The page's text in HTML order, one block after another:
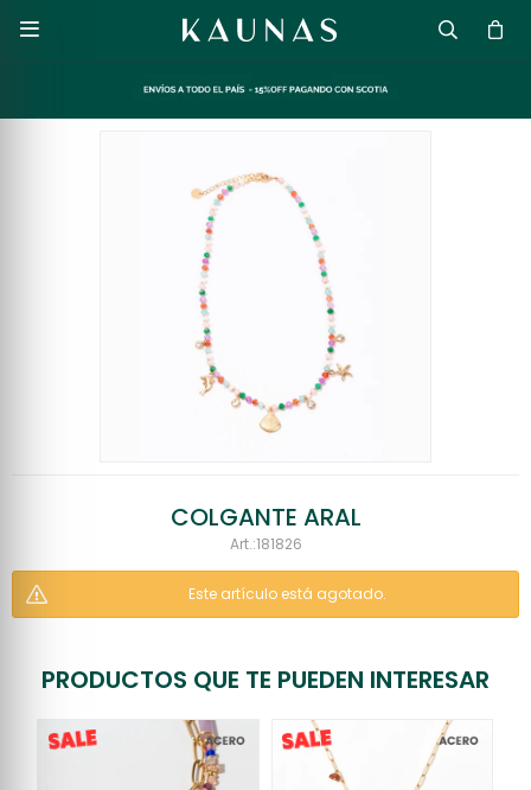

COLGANTE ARAL
181826
Este artículo está agotado.
PRODUCTOS QUE TE PUEDEN INTERESAR